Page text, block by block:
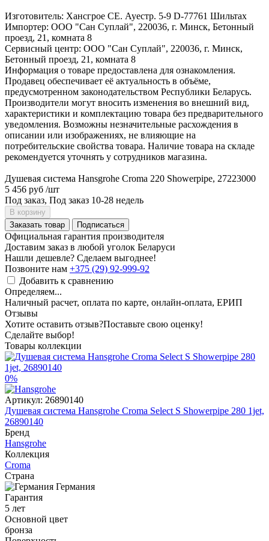
Изготовитель: Хансгрое СЕ. Ауестр. 5-9 D-77761 Шильтах
Импортер: ООО "Сан Суплай", 220036, г. Минск, Бетонный
проезд, 21, комната 8
Сервисный центр: ООО "Сан Суплай", 220036, г. Минск,
Бетонный проезд, 21, комната 8
Информация о товаре предоставлена для ознакомления.
Продавец обеспечивает её актуальность в объёме,
предусмотренном законодательством Республики Беларусь.
Производители могут вносить изменения во внешний вид,
характеристики и комплектацию товара без предварительного
уведомления. Возможны незначительные расхождения в
описании или изображениях, не влияющие на
потребительские свойства товара. Наличие товара на складе
рекомендуется уточнять у сотрудников магазина.
Душевая система Hansgrohe Croma 220 Showerpipe, 27223000
5 456 руб /шт
Под заказ, Под заказ 10-28 недель
В корзину
Заказать товар
Подписаться
Официальная гарантия производителя
Доставим заказ в любой уголок Беларуси
Нашли дешевле? Сделаем выгоднее!
Позвоните нам +375 (29) 92-999-92
Добавить к сравнению
Определяем...
Наличный расчет, оплата по карте, онлайн-оплата, ЕРИП
Отзывы
Хотите оставить отзыв?Поставьте свою оценку!
Сделайте выбор!
Товары коллекции
0%
Артикул: 26890140
Душевая система Hansgrohe Croma Select S Showerpipe 280 1jet,
26890140
Бренд
Hansgrohe
Коллекция
Croma
Страна
Германия
Гарантия
5 лет
Основной цвет
бронза